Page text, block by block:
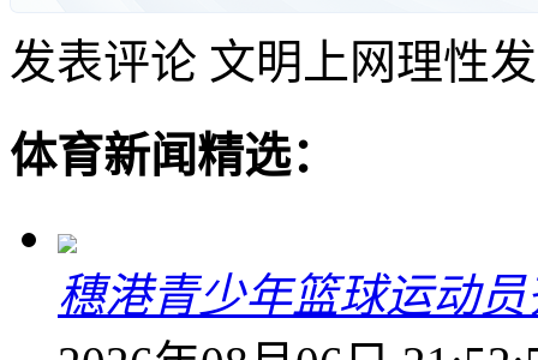
发表评论 文明上网理性
体育新闻精选：
穗港青少年篮球运动